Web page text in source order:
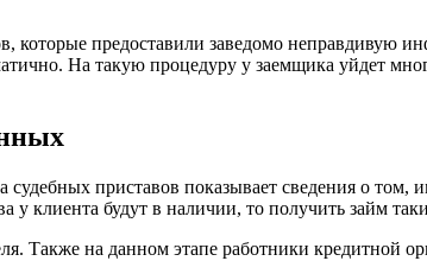
предоставили заведомо неправдивую
На такую процедуру у заемщика уйдет
приставов показывает сведения о
клиента будут в наличии, то получить займ
Также на данном этапе работники кредитной